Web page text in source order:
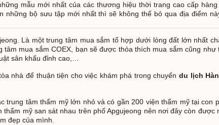
mẫu mới nhất của các thương hiệu thời trang cao cấp
những bộ sưu tập mới nhất thì sẽ không thể bỏ qua địa điểm
Là một trung tâm mua sắm tổ hợp dưới lòng đất lớn nhất
mua sắm COEX, bạn sẽ được thỏa thích mua sắm cũng
sân khấu đỉnh cao,…
nhà để thuận tiện cho việc khám phá trong chuyếndu lịch
tâm thẩm mỹ lớn nhỏ và có gần 200 viện thẩm mỹ tại con
mỹ san sát nhau trên phố Apgujeong nên nơi đây còn được
đẹp của mình.